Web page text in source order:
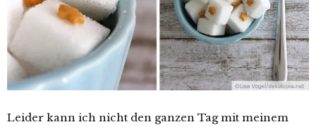
Leider kann ich nicht den ganzen Tag mit meinem